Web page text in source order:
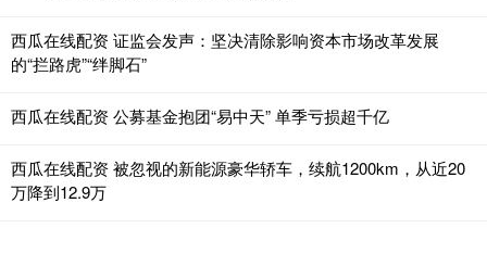
西瓜在线配资 证监会发声：坚决清除影响资本市场改革发展
的“拦路虎”“绊脚石”
西瓜在线配资 公募基金抱团“易中天” 单季亏损超千亿
西瓜在线配资 被忽视的新能源豪华轿车，续航1200km，从近20
万降到12.9万